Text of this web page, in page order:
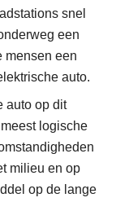
snel
een
mensen een
auto.
auto op dit
logische
milieu en op
op de lange